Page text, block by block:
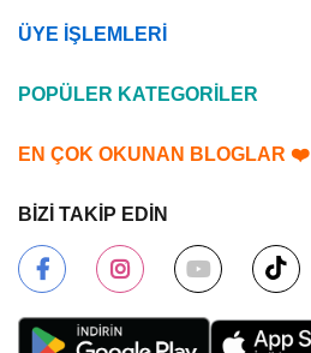
ÜYE İŞLEMLERİ
POPÜLER KATEGORİLER
EN ÇOK OKUNAN BLOGLAR ❤️
BİZİ TAKİP EDİN